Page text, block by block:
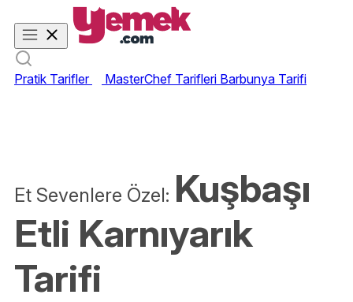
Pratik Tarifler MasterChef Tarifleri Barbunya Tarifi
Et Sevenlere Özel: Kuşbaşı
Etli Karnıyarık
Tarifi